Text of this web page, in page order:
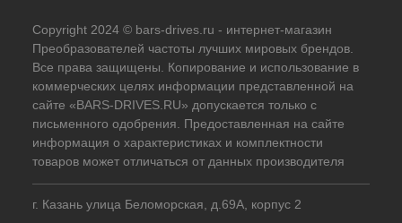
Copyright 2024 © bars-drives.ru - интернет-магазин
Преобразователей частоты лучших мировых брендов.
Все права защищены. Копирование и использование в
коммерческих целях информации представленной на
сайте «BARS-DRIVES.RU» допускается только с
письменного одобрения. Предоставленная на сайте
информация о характеристиках и комплектности
товаров может отличаться от данных производителя
г. Казань улица Беломорская, д.69А, корпус 2